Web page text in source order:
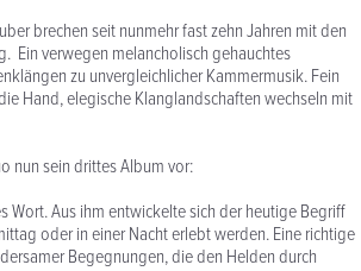
brechen seit nunmehr fast zehn Jahren mit den
Ein verwegen melancholisch gehauchtes
zu unvergleichlicher Kammermusik. Fein
Hand, elegische Klanglandschaften wechseln mit
nun sein drittes Album vor:
Wort. Aus ihm entwickelte sich der heutige Begriff
oder in einer Nacht erlebt werden. Eine richtige
Begegnungen, die den Helden durch